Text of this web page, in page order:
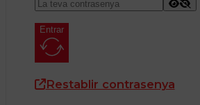
Entrar
Restablir contrasenya